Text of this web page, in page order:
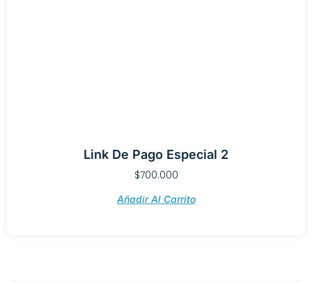
Link De Pago Especial 2
$700.000
Añadir Al Carrito